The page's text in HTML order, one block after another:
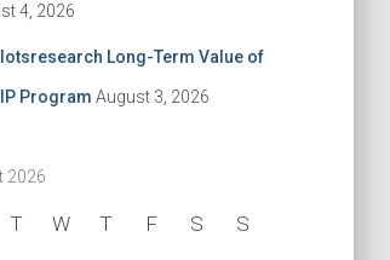
4, 2026
Long-Term Value of
Program August 3, 2026
2026
T W T F S S